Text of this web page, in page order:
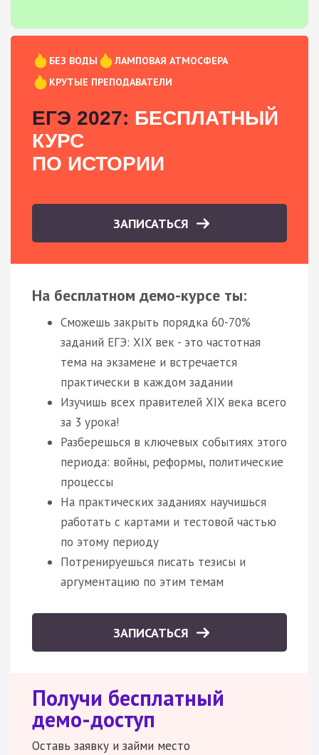
БЕЗ ВОДЫ
ЛАМПОВАЯ АТМОСФЕРА
КРУТЫЕ ПРЕПОДАВАТЕЛИ
ЕГЭ 2027: БЕСПЛАТНЫЙ
КУРС
ПО ИСТОРИИ
ЗАПИСАТЬСЯ
На бесплатном демо-курсе ты:
Сможешь закрыть порядка 60-70%
заданий ЕГЭ: XIX век - это частотная
тема на экзамене и встречается
практически в каждом задании
Изучишь всех правителей XIX века всего
за 3 урока!
Разберешься в ключевых событиях этого
периода: войны, реформы, политические
процессы
На практических заданиях научишься
работать с картами и тестовой частью
по этому периоду
Потренируешься писать тезисы и
аргументацию по этим темам
ЗАПИСАТЬСЯ
Получи бесплатный
демо-доступ
Оставь заявку и займи место